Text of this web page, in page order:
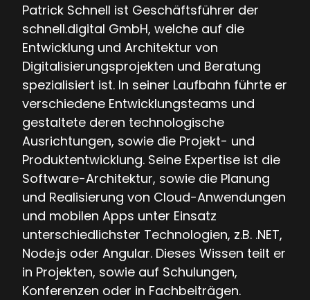
Patrick Schnell ist Geschäftsführer der
schnell.digital GmbH, welche auf die
Entwicklung und Architektur von
Digitalisierungsprojekten und Beratung
spezialisiert ist. In seiner Laufbahn führte er
verschiedene Entwicklungsteams und
gestaltete deren technologische
Ausrichtungen, sowie die Projekt- und
Produktentwicklung. Seine Expertise ist die
Software-Architektur, sowie die Planung
und Realisierung von Cloud-Anwendungen
und mobilen Apps unter Einsatz
unterschiedlichster Technologien, z.B. .NET,
Node.js oder Angular. Dieses Wissen teilt er
in Projekten, sowie auf Schulungen,
Konferenzen oder in Fachbeiträgen.